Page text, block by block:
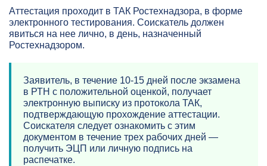
Аттестация проходит в ТАК Ростехнадзора, в форме
электронного тестирования. Соискатель должен
явиться на нее лично, в день, назначенный
Ростехнадзором.
Заявитель, в течение 10-15 дней после экзамена
в РТН с положительной оценкой, получает
электронную выписку из протокола ТАК,
подтверждающую прохождение аттестации.
Соискателя следует ознакомить с этим
документом в течение трех рабочих дней —
получить ЭЦП или личную подпись на
распечатке.